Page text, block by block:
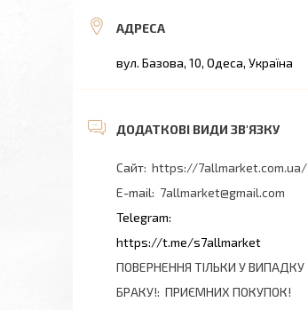
вул. Базова, 10, Одеса, Україна
https://7allmarket.com.ua/
7allmarket@gmail.com
https://t.me/s7allmarket
ПОВЕРНЕННЯ ТІЛЬКИ У ВИПАДКУ
БРАКУ! ПРИЄМНИХ ПОКУПОК!